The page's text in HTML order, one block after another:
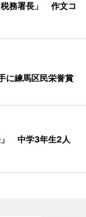
税務署長」 作文コ
に練馬区民栄誉賞
」 中学3年生2人